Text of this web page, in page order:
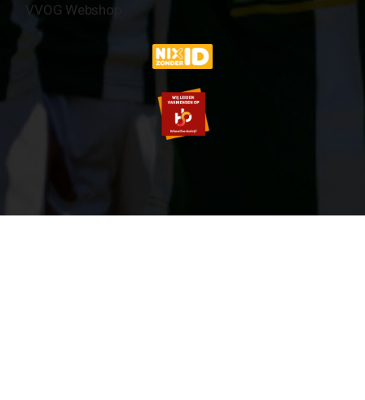
VVOG Webshop